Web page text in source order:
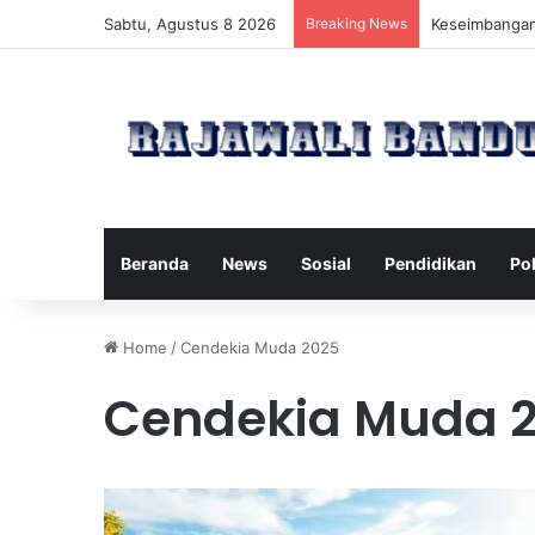
Sabtu, Agustus 8 2026 Breaking News Manfaat
Beranda News Sosial Pendidikan
Home /Cendekia Muda 2025
Cendekia Muda